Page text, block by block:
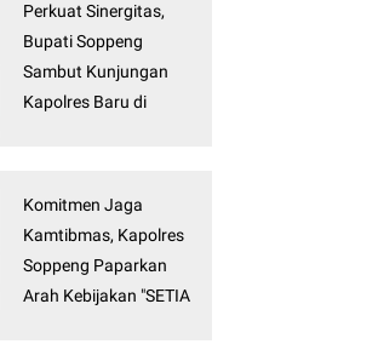
Perkuat Sinergitas,
Bupati Soppeng
Sambut Kunjungan
Kapolres Baru di
Komitmen Jaga
Kamtibmas, Kapolres
Soppeng Paparkan
Arah Kebijakan "SETIA